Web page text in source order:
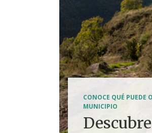
CONOCE QUÉ PUEDE
MUNICIPIO
Tierra de